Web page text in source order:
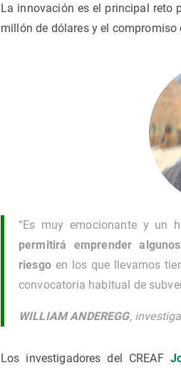
La innovación es el principal reto
millón de dólares y el
“Es muy emocionante y un
permitirá emprender
riesgoen los que llevamos
convocatoria habitual de
WILLIAM ANDEREGG,
Los investigadores del CREAF